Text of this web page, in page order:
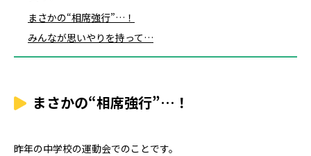
まさかの“相席強行”…！
みんなが思いやりを持って…
まさかの“相席強行”…！
昨年の中学校の運動会でのことです。